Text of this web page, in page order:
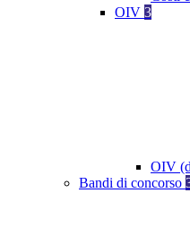
OIV 3
OIV
Bandi di concorso